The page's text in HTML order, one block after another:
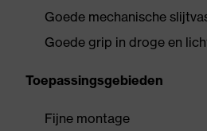
Goede mechanische
Goede grip in droge en
Toepassingsgebieden
Fijne montage